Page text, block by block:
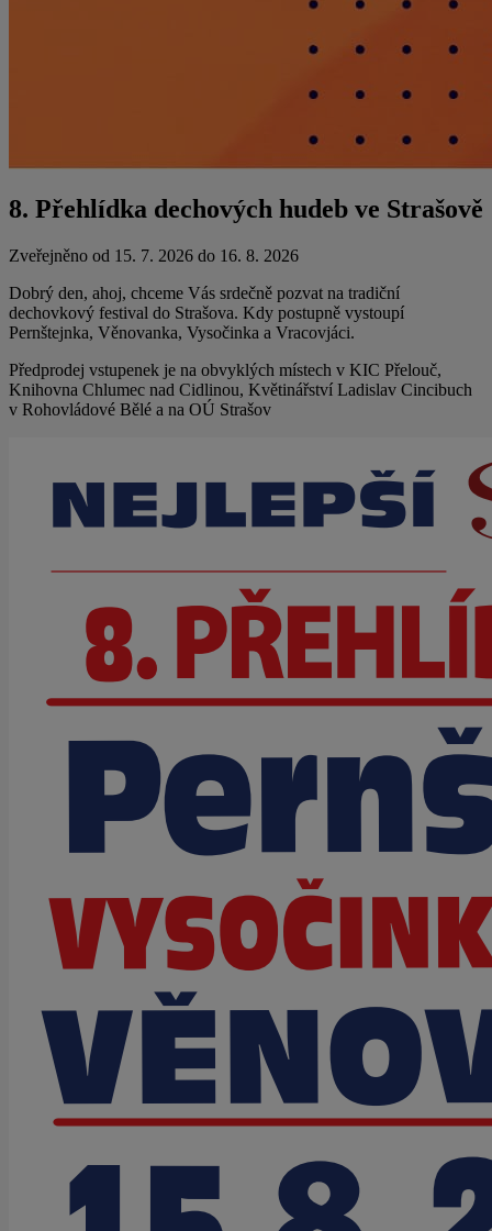
8. Přehlídka dechových hudeb ve Strašově
Zveřejněno od 15. 7. 2026 do 16. 8. 2026
Dobrý den, ahoj, chceme Vás srdečně pozvat na tradiční
dechovkový festival do Strašova. Kdy postupně vystoupí
Pernštejnka, Věnovanka, Vysočinka a Vracovjáci.
Předprodej vstupenek je na obvyklých místech v KIC Přelouč,
Knihovna Chlumec nad Cidlinou, Květinářství Ladislav Cincibuch
v Rohovládové Bělé a na OÚ Strašov